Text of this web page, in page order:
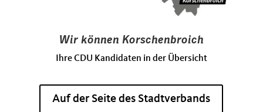
Wir können Korschenbroich
Ihre CDU Kandidaten in der Übersicht
Auf der Seite des Stadtverbands